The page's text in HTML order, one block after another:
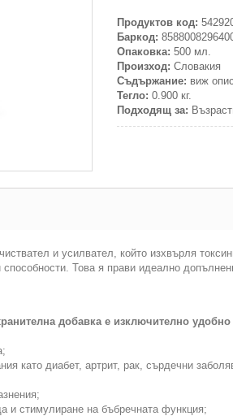
Продуктов код:
Баркод:
Опаковка: 500 мл.
Произход: Словакия
Съдържание: виж
Тегло: 0.900 кг.
Подходящ за:
и усилвател, който изхвърля
способности. Това я прави идеално
добавка е изключително
като диабет, артрит, рак, сърдечни
и стимулиране на бъбречната функция;